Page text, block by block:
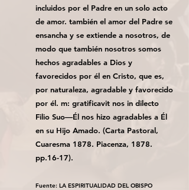
incluidos por el Padre en un solo acto
de amor. también el amor del Padre se
ensancha y se extiende a nosotros, de
modo que también nosotros somos
hechos agradables a Dios y
favorecidos por él en Cristo, que es,
por naturaleza, agradable y favorecido
por él. m: gratificavit nos in dilecto
Filio Suo—Él nos hizo agradables a Él
en su Hijo Amado. (Carta Pastoral,
Cuaresma 1878. Piacenza, 1878.
pp.16-17).
Fuente: LA ESPIRITUALIDAD DEL OBISPO